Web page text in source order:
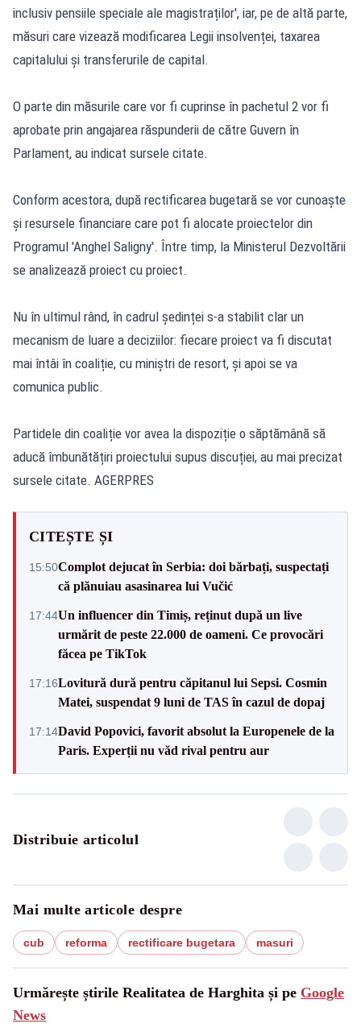
inclusiv pensiile speciale ale magistraților', iar, pe de altă parte,
măsuri care vizează modificarea Legii insolvenței, taxarea
capitalului și transferurile de capital.
O parte din măsurile care vor fi cuprinse în pachetul 2 vor fi
aprobate prin angajarea răspunderii de către Guvern în
Parlament, au indicat sursele citate.
Conform acestora, după rectificarea bugetară se vor cunoaște
și resursele financiare care pot fi alocate proiectelor din
Programul 'Anghel Saligny'. Între timp, la Ministerul Dezvoltării
se analizează proiect cu proiect.
Nu în ultimul rând, în cadrul ședinței s-a stabilit clar un
mecanism de luare a deciziilor: fiecare proiect va fi discutat
mai întâi în coaliție, cu miniștri de resort, și apoi se va
comunica public.
Partidele din coaliție vor avea la dispoziție o săptămână să
aducă îmbunătățiri proiectului supus discuției, au mai precizat
sursele citate. AGERPRES
CITEȘTE ȘI
15:50Complot dejucat în Serbia: doi bărbați, suspectați
că plănuiau asasinarea lui Vučić
17:44Un influencer din Timiș, reținut după un live
urmărit de peste 22.000 de oameni. Ce provocări
făcea pe TikTok
17:16Lovitură dură pentru căpitanul lui Sepsi. Cosmin
Matei, suspendat 9 luni de TAS în cazul de dopaj
17:14David Popovici, favorit absolut la Europenele de la
Paris. Experții nu văd rival pentru aur
Distribuie articolul
Mai multe articole despre
cub reforma rectificare bugetara masuri
Urmărește știrile Realitatea de Harghita și pe Google
News